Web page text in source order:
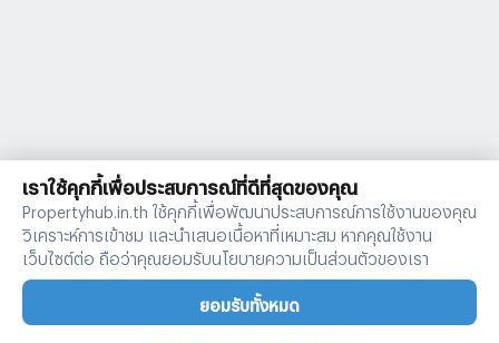
เราใช้คุกกี้เพื่อประสบการณ์ที่ดีที่สุดของคุณ
Propertyhub.in.th ใช้คุกกี้เพื่อพัฒนาประสบการณ์การใช้งานของคุณ
วิเคราะห์การเข้าชม และนำเสนอเนื้อหาที่เหมาะสม หากคุณใช้งาน
เว็บไซต์ต่อ ถือว่าคุณยอมรับนโยบายความเป็นส่วนตัวของเรา
ยอมรับทั้งหมด